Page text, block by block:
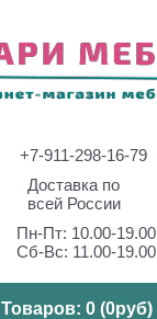
+7-911-298-16-79
Доставка по
всей России
Пн-Пт: 10.00-19.00
Сб-Вс: 11.00-19.00
Товаров: 0 (0руб)